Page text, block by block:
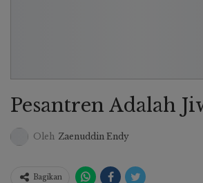
Pesantren Adalah
Oleh Zaenuddin Endy
Bagikan